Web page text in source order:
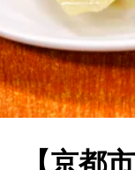
NEW
SERIES
CULTURE
【京都